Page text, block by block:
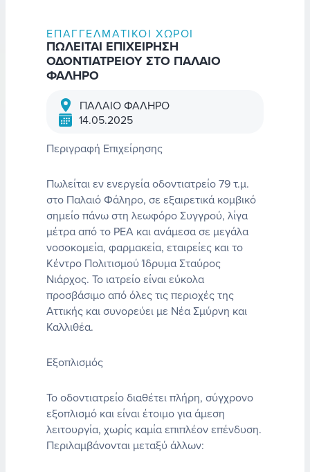
ΕΠΑΓΓΕΛΜΑΤΙΚΟΊ ΧΏΡΟΙ
ΠΩΛΕΙΤΑΙ ΕΠΙΧΕΙΡΗΣΗ
ΟΔΟΝΤΙΑΤΡΕΙΟΥ ΣΤΟ ΠΑΛΑΙΟ
ΦΑΛΗΡΟ
ΠΑΛΑΙΟ ΦΑΛΗΡΟ
14.05.2025
Περιγραφή Επιχείρησης
Πωλείται εν ενεργεία οδοντιατρείο 79 τ.μ.
στο Παλαιό Φάληρο, σε εξαιρετικά κομβικό
σημείο πάνω στη λεωφόρο Συγγρού, λίγα
μέτρα από το ΡΕΑ και ανάμεσα σε μεγάλα
νοσοκομεία, φαρμακεία, εταιρείες και το
Κέντρο Πολιτισμού Ίδρυμα Σταύρος
Νιάρχος. Το ιατρείο είναι εύκολα
προσβάσιμο από όλες τις περιοχές της
Αττικής και συνορεύει με Νέα Σμύρνη και
Καλλιθέα.
Εξοπλισμός
Το οδοντιατρείο διαθέτει πλήρη, σύγχρονο
εξοπλισμό και είναι έτοιμο για άμεση
λειτουργία, χωρίς καμία επιπλέον επένδυση.
Περιλαμβάνονται μεταξύ άλλων: